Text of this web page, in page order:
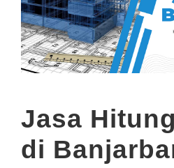
Jasa
di